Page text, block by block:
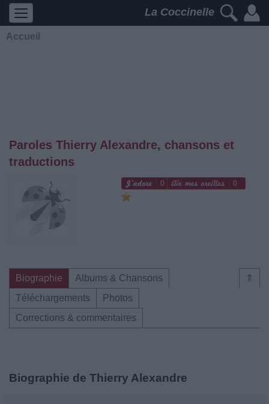
La Coccinelle
Accueil
Paroles Thierry Alexandre, chansons et
traductions
0 0
⇑
Biographie
Albums & Chansons
Téléchargements
Photos
Corrections & commentaires
Biographie de Thierry Alexandre